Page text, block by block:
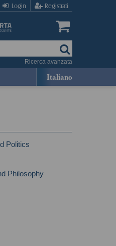
Login Registrati
Ricerca avanzata
Italiano
Politics
Philosophy